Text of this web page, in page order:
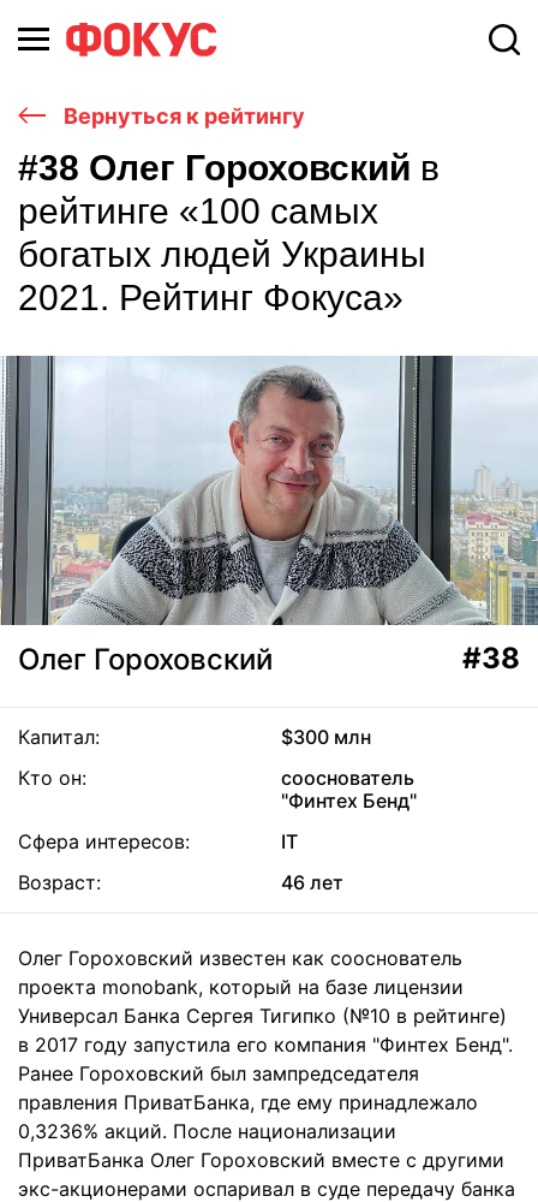
Вернуться к рейтингу
#38 Олег Гороховский в
рейтинге «100 самых
богатых людей Украины
2021. Рейтинг Фокуса»
Олег Гороховский #38
Капитал:
$300 млн
Кто он:
сооснователь
"Финтех Бенд"
Сфера интересов:
IT
Возраст:
46 лет
Олег Гороховский известен как сооснователь
проекта monobank, который на базе лицензии
Универсал Банка Сергея Тигипко (№10 в рейтинге)
в 2017 году запустила его компания "Финтех Бенд".
Ранее Гороховский был зампредседателя
правления ПриватБанка, где ему принадлежало
0,3236% акций. После национализации
ПриватБанка Олег Гороховский вместе с другими
экс-акционерами оспаривал в суде передачу банка